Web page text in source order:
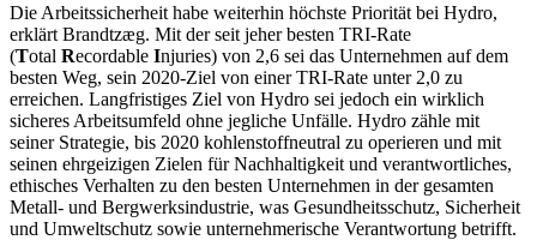
Die Arbeitssicherheit habe weiterhin höchste Priorität bei Hydro,
erklärt Brandtzæg. Mit der seit jeher besten TRI-Rate
(Total Recordable Injuries) von 2,6 sei das Unternehmen auf dem
besten Weg, sein 2020-Ziel von einer TRI-Rate unter 2,0 zu
erreichen. Langfristiges Ziel von Hydro sei jedoch ein wirklich
sicheres Arbeitsumfeld ohne jegliche Unfälle. Hydro zähle mit
seiner Strategie, bis 2020 kohlenstoffneutral zu operieren und mit
seinen ehrgeizigen Zielen für Nachhaltigkeit und verantwortliches,
ethisches Verhalten zu den besten Unternehmen in der gesamten
Metall- und Bergwerksindustrie, was Gesundheitsschutz, Sicherheit
und Umweltschutz sowie unternehmerische Verantwortung betrifft.